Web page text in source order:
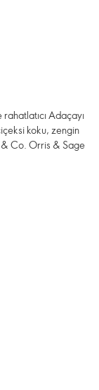
Adaçayı
koku, zengin
& Co. Orris & Sage